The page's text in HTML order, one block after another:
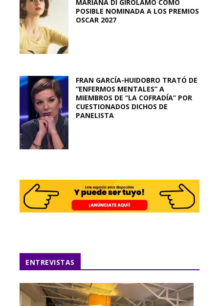
MARIANA DI GIROLAMO COMO
POSIBLE NOMINADA A LOS PREMIOS
OSCAR 2027
FRAN GARCÍA-HUIDOBRO TRATÓ DE
“ENFERMOS MENTALES” A
MIEMBROS DE “LA COFRADÍA” POR
CUESTIONADOS DICHOS DE
PANELISTA
ENTREVISTAS